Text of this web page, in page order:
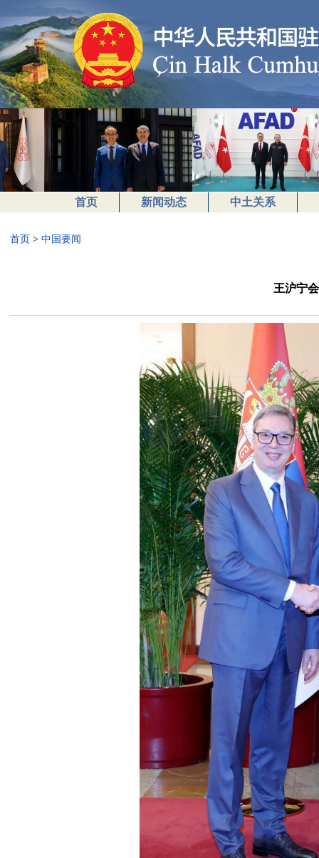
首页 新闻动态 中土关系
首页 > 中国要闻
王沪宁